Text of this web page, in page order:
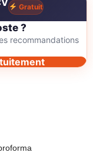
Gratuit
?
recommandations